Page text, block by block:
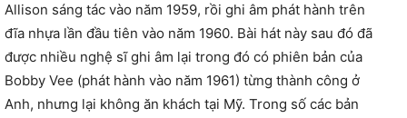
Allison sáng tác vào năm 1959, rồi ghi âm phát hành trên
đĩa nhựa lần đầu tiên vào năm 1960. Bài hát này sau đó đã
được nhiều nghệ sĩ ghi âm lại trong đó có phiên bản của
Bobby Vee (phát hành vào năm 1961) từng thành công ở
Anh, nhưng lại không ăn khách tại Mỹ. Trong số các bản